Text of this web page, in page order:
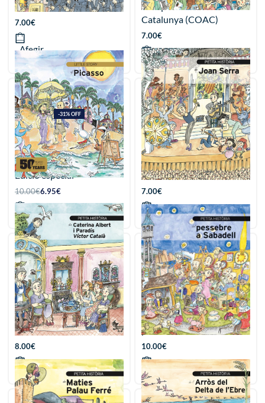
Protecció civil
7.00€
Afegir
d’Arquitectes de
Catalunya (COAC)
7.00€
Afegir
-31% OFF
Petita història de Picasso
Edició especial
10.00€6.95€
Afegir
Petita història de Joan
Serra
7.00€
Afegir
Petita història de Caterina
Albert / Víctor Català
8.00€
Afegir
Petita història del
pessebre a Sabadell
10.00€
Afegir